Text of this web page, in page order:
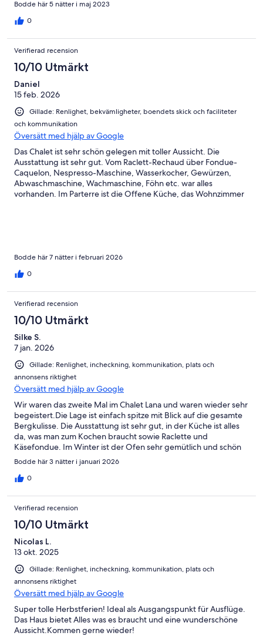
Bodde här 5 nätter i maj 2023
0
Verifierad recension
10/10 Utmärkt
Daniel
15 feb. 2026
Gillade: Renlighet, bekvämligheter, boendets skick och faciliteter
och kommunikation
Översätt med hjälp av Google
Das Chalet ist sehr schön gelegen mit toller Aussicht. Die
Ausstattung ist sehr gut. Vom Raclett-Rechaud über Fondue-
Caquelon, Nespresso-Maschine, Wasserkocher, Gewürzen,
Abwaschmaschine, Wachmaschine, Föhn etc. war alles
vorhanden. Im Parterre ist die Offene Küche, das Wohnzimmer
Liegestühlen. Ein fest installierter Grill sowie ein mobilier Grill ist
auch vorhanden, inkl. Brennholz und Kohle. Es war alles sehr
sauber geputzt, so dass wir uns sofort wohl fühlten.
Bodde här 7 nätter i februari 2026
0
Verifierad recension
10/10 Utmärkt
Silke S.
7 jan. 2026
Gillade: Renlighet, incheckning, kommunikation, plats och
annonsens riktighet
Översätt med hjälp av Google
Wir waren das zweite Mal im Chalet Lana und waren wieder sehr
begeistert.Die Lage ist einfach spitze mit Blick auf die gesamte
Bergkulisse. Die Ausstattung ist sehr gut, in der Küche ist alles
da, was man zum Kochen braucht sowie Raclette und
Käsefondue. Im Winter ist der Ofen sehr gemütlich und schön
zum Wärmen, es ist genug Holz da. Das nächste Skigebiet Mont
Noble Nax ist nur 15 Autominuten entfernt, hat 4 Lifte mit roten
Abfahrten.Die Kommunikation mit dem Vermieter ist auch sehr
Bodde här 3 nätter i januari 2026
0
Verifierad recension
10/10 Utmärkt
Nicolas L.
13 okt. 2025
Gillade: Renlighet, incheckning, kommunikation, plats och
annonsens riktighet
Översätt med hjälp av Google
Super tolle Herbstferien! Ideal als Ausgangspunkt für Ausflüge.
Das Haus bietet Alles was es braucht und eine wunderschöne
Aussicht.Kommen gerne wieder!